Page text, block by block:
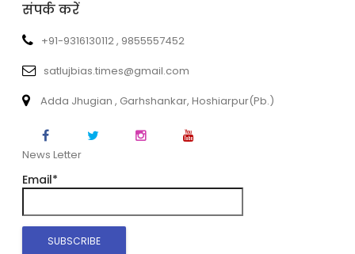
संपर्क करें
+91-9316130112 , 9855557452
satlujbias.times@gmail.com
Adda Jhugian , Garhshankar, Hoshiarpur(Pb.)
News Letter
Email*